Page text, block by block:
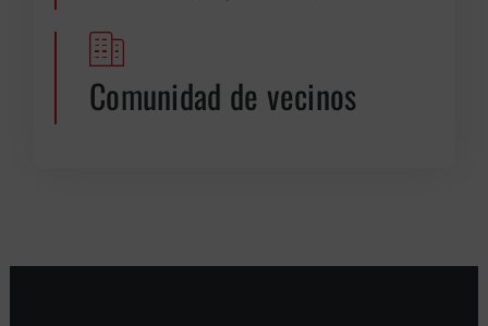
Comunidad de vecinos